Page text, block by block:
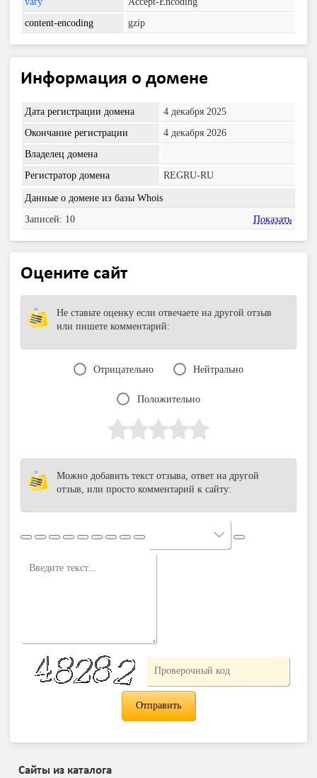
content-encoding
gzip
Информация о домене
Дата регистрации домена
4 декабря 2025
Окончание регистрации
4 декабря 2026
Владелец домена
Регистратор домена
REGRU-RU
Данные о домене из базы Whois
Записей: 10
Показать
Оцените сайт
Не ставьте оценку если отвечаете на другой отзыв
или пишете комментарий:
Отрицательно Нейтрально
Положительно
Можно добавить текст отзыва, ответ на другой
отзыв, или просто комментарий к сайту:
Сайты из каталога